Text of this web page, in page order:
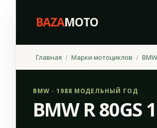
BAZAMOTO
Главная Марки мотоциклов BMW
BMW · 1988 МОДЕЛЬНЫЙ ГОД
BMW R 80GS